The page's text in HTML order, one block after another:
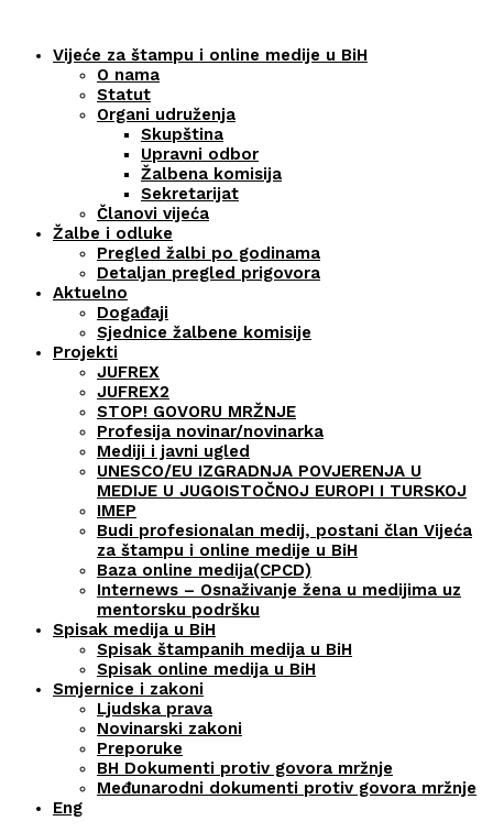
Vijeće za štampu i online medije u BiH
O nama
Statut
Organi udruženja
Skupština
Upravni odbor
Žalbena komisija
Sekretarijat
Članovi vijeća
Žalbe i odluke
Pregled žalbi po godinama
Detaljan pregled prigovora
Aktuelno
Događaji
Sjednice žalbene komisije
Projekti
JUFREX
JUFREX2
STOP! GOVORU MRŽNJE
Profesija novinar/novinarka
Mediji i javni ugled
UNESCO/EU IZGRADNJA POVJERENJA U
MEDIJE U JUGOISTOČNOJ EUROPI I TURSKOJ
IMEP
Budi profesionalan medij, postani član Vijeća
za štampu i online medije u BiH
Baza online medija(CPCD)
Internews – Osnaživanje žena u medijima uz
mentorsku podršku
Spisak medija u BiH
Spisak štampanih medija u BiH
Spisak online medija u BiH
Smjernice i zakoni
Ljudska prava
Novinarski zakoni
Preporuke
BH Dokumenti protiv govora mržnje
Međunarodni dokumenti protiv govora mržnje
Eng